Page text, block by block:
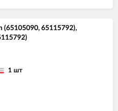
(65105090, 65115792),
1 шт